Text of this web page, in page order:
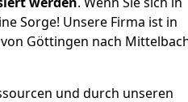
Sorge! Unsere Firma ist in
Göttingen nach
und durch unseren